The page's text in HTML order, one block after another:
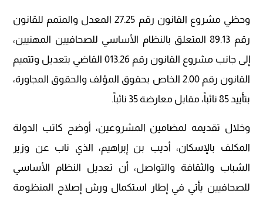
وحظي مشروع القانون رقم 27.25 المعدل والمتمم للقانون
رقم 89.13 المتعلق بالنظام الأساسي للصحافيين المهنيين،
إلى جانب مشروع القانون رقم 013.26 القاضي بتعديل وتتميم
القانون رقم 2.00 الخاص بحقوق المؤلف والحقوق المجاورة،
بتأييد 85 نائباً، مقابل معارضة 35 نائباً.
وخلال تقديمه لمضامين المشروعين، أوضح كاتب الدولة
المكلف بالإسكان، أديب بن إبراهيم، الذي ناب عن وزير
الشباب والثقافة والتواصل، أن تعديل النظام الأساسي
للصحافيين يأتي في إطار استكمال ورش إصلاح المنظومة